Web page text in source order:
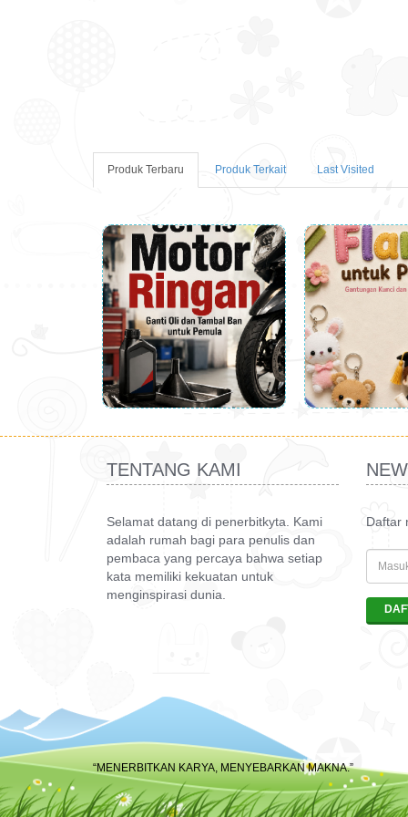
Produk Terbaru Produk Terkait Last Visited
TENTANG KAMI
Selamat datang di penerbitkyta. Kami
adalah rumah bagi para penulis dan
pembaca yang percaya bahwa setiap
kata memiliki kekuatan untuk
menginspirasi dunia.
Daftar
“MENERBITKAN KARYA, MENYEBARKAN MAKNA.”